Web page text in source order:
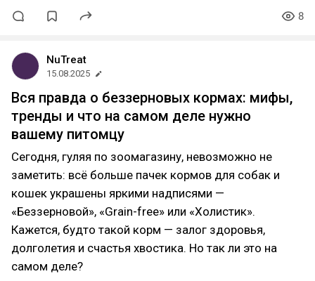
8
NuTreat
15.08.2025
Вся правда о беззерновых кормах: мифы,
тренды и что на самом деле нужно
вашему питомцу
Сегодня, гуляя по зоомагазину, невозможно не
заметить: всё больше пачек кормов для собак и
кошек украшены яркими надписями —
«Беззерновой», «Grain-free» или «Холистик».
Кажется, будто такой корм — залог здоровья,
долголетия и счастья хвостика. Но так ли это на
самом деле?